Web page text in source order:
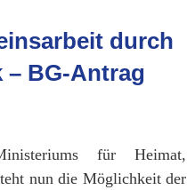
durch
– BG-Antrag
für Heimat,
nun die Möglichkeit der